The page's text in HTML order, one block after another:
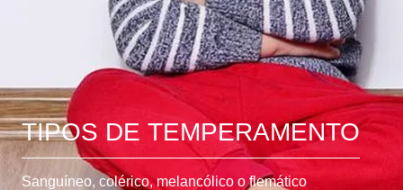
TIPOS DE TEMPERAMENTO
Sanguíneo, colérico, melancólico o flemático